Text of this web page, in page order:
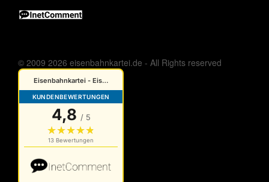
© 2009 2026 eisenbahnkartei.de - All Rights reserved